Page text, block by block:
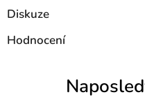
Diskuze
Hodnocení